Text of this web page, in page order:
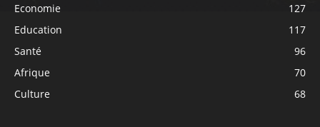
Economie
127
Education
117
Santé
96
Afrique
70
Culture
68